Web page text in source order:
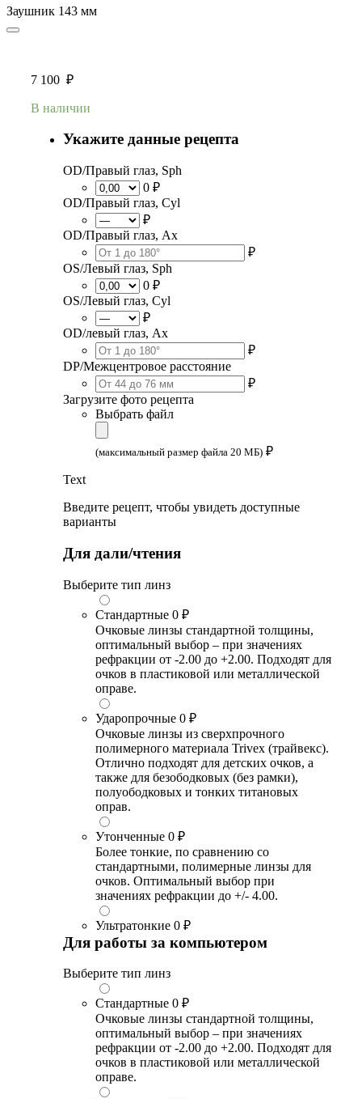
Заушник 143 мм
7 100 ₽
В наличии
Укажите данные рецепта
OD/Правый глаз, Sph
0 ₽
OD/Правый глаз, Cyl
₽
OD/Правый глаз, Ax
₽
OS/Левый глаз, Sph
0 ₽
OS/Левый глаз, Cyl
₽
OD/левый глаз, Ax
₽
DP/Межцентровое расстояние
₽
Загрузите фото рецепта
Выбрать файл
(максимальный размер файла 20 МБ) ₽
Text
Введите рецепт, чтобы увидеть доступные
варианты
Для дали/чтения
Выберите тип линз
Стандартные 0 ₽
Очковые линзы стандартной толщины,
оптимальный выбор – при значениях
рефракции от -2.00 до +2.00. Подходят для
очков в пластиковой или металлической
оправе.
Ударопрочные 0 ₽
Очковые линзы из сверхпрочного
полимерного материала Trivex (трайвекс).
Отлично подходят для детских очков, а
также для безободковых (без рамки),
полуободковых и тонких титановых
оправ.
Утонченные 0 ₽
Более тонкие, по сравнению со
стандартными, полимерные линзы для
очков. Оптимальный выбор при
значениях рефракции до +/- 4.00.
Ультратонкие 0 ₽
Для работы за компьютером
Выберите тип линз
Стандартные 0 ₽
Очковые линзы стандартной толщины,
оптимальный выбор – при значениях
рефракции от -2.00 до +2.00. Подходят для
очков в пластиковой или металлической
оправе.